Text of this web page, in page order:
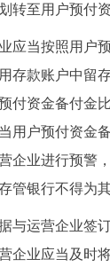
转至用户预付
当按照用户预
存款账户中留
付资金备付金
用户预付资金
企业进行预警
管银行不得为
运营企业签订
企业应当及时